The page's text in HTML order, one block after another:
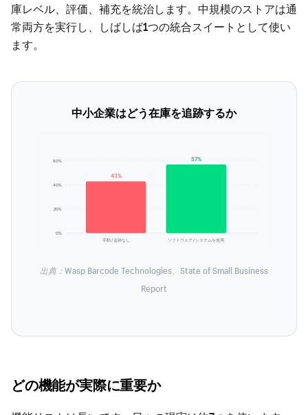
庫レベル、評価、補充を統治します。中規模のストアは通
常両方を実行し、しばしば1つの統合スイートとして使い
ます。
中小企業はどう在庫を追跡するか
0%
20%
40%
60%
43%
手動 / 追跡なし
57%
ソフトウェア / システムを使用
出典：Wasp Barcode Technologies、State of Small Business
Report
どの機能が実際に重要か